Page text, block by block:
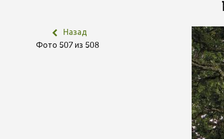
Назад
Фото 507 из 508